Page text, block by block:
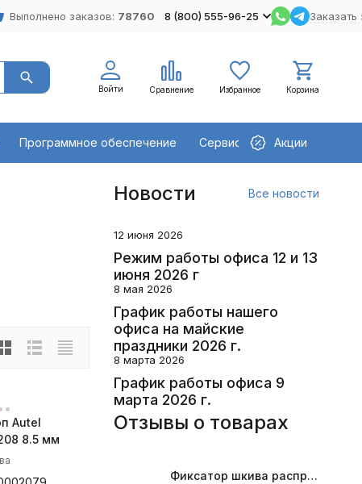
Выполнено заказов: 78760 8 (800) 555-96-25 Заказать
Войти Сравнение Избранное Корзина
Программное обеспечение Сервисное оборудование
Акции
Autel
8.5 мм
Новости Все новости
12 июня 2026
Режим работы офиса 12 и 13
июня 2026 г
8 мая 2026
График работы нашего
офиса на майские
праздники 2026 г.
8 марта 2026
График работы офиса 9
марта 2026 г.
Отзывы о товарах
Фиксатор шкива распредвала (Subaru) JTC-4409